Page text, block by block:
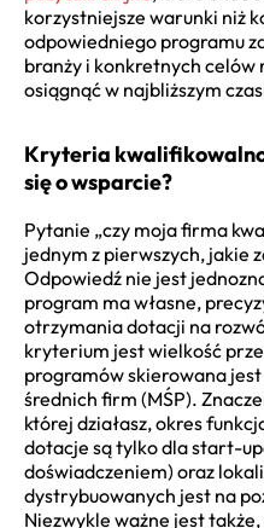
korzystniejsze warunki niż
odpowiedniego programu
branży i konkretnych celów
osiągnąć w najbliższym
Kryteria
się o wsparcie?
Pytanie „czy moja firma
jednym z pierwszych, jakie
Odpowiedź nie jest
program ma własne,
otrzymania dotacji na
kryterium jest wielkość
programów skierowana
średnich firm (MŚP).
której działasz, okres
dotacje są tylko dla start-
doświadczeniem) oraz
dystrybuowanych jest na
Niezwykle ważne jest